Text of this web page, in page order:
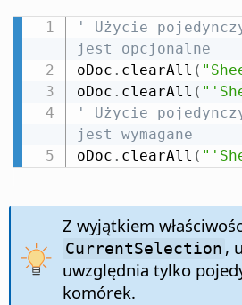
' Użycie
jest opcjonalne
oDoc . clearAll (
oDoc . clearAll (
' Użycie
jest wymagane
oDoc . clearAll (
Z wyjątkiem
CurrentSelection ,
uwzględnia tylko
komórek.